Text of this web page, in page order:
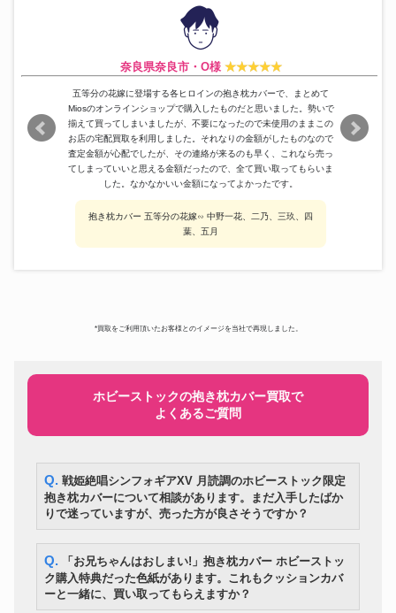
奈良県奈良市・O様
五等分の花嫁に登場する各ヒロインの抱き枕カバーで、まとめて
Miosのオンラインショップで購入したものだと思いました。勢いで
揃えて買ってしまいましたが、不要になったので未使用のままこの
お店の宅配買取を利用しました。それなりの金額がしたものなので
査定金額が心配でしたが、その連絡が来るのも早く、これなら売っ
てしまっていいと思える金額だったので、全て買い取ってもらいま
した。なかなかいい金額になってよかったです。
抱き枕カバー 五等分の花嫁∽ 中野一花、二乃、三玖、四
葉、五月
*買取をご利用頂いたお客様とのイメージを当社で再現しました。
ホビーストックの抱き枕カバー買取で
よくあるご質問
Q. 戦姫絶唱シンフォギアXV 月読調のホビーストック限定
抱き枕カバーについて相談があります。まだ入手したばか
りで迷っていますが、売った方が良さそうですか？
Q. 「お兄ちゃんはおしまい!」抱き枕カバー ホビーストッ
ク購入特典だった色紙があります。これもクッションカバ
ーと一緒に、買い取ってもらえますか？